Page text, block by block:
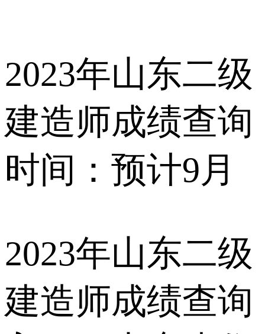
2023年山东二级
建造师成绩查询
时间：预计9月
2023年山东二级
建造师成绩查询